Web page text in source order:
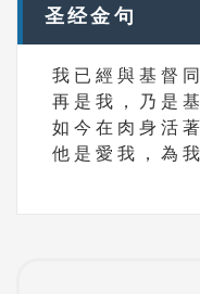
圣经金句
我 已 經 與 基 督
再 是 我 ， 乃 是
如 今 在 肉 身 活
他 是 愛 我 ， 為 我